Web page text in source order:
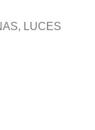
LUCES